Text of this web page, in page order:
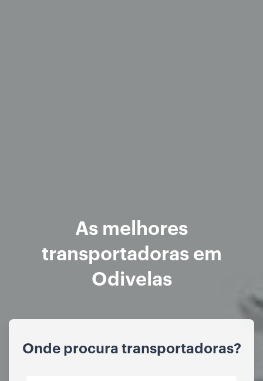
As melhores
transportadoras em
Odivelas
Onde procura transportadoras?